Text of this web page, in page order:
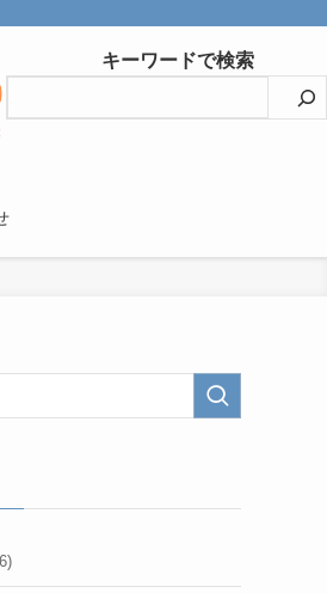
キーワードで検索